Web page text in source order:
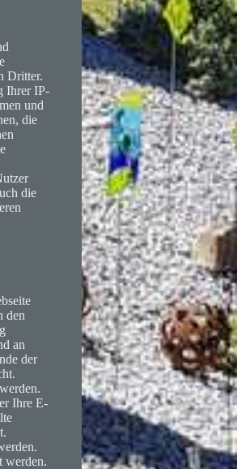
Dritter.
Ihrer IP-
und
die
die
den
an
der
Ihre E-
werden.